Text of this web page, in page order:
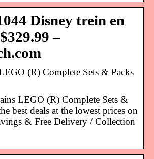
Disney trein en
–
(R) Complete Sets & Packs
LEGO (R) Complete Sets &
best deals at the lowest prices on
& Free Delivery / Collection